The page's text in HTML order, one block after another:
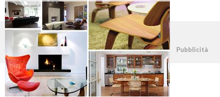
©2026 - casapratica.org - p.iva 03338800984 Pubblicità